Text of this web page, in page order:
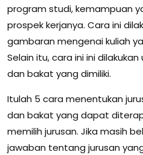
program studi, kemampuan
prospek kerjanya. Cara ini
gambaran mengenai kuliah
Selain itu, cara ini ini
dan bakat yang dimiliki.
Itulah 5 cara menentukan
dan bakat yang dapat
memilih jurusan. Jika masih
jawaban tentang jurusan